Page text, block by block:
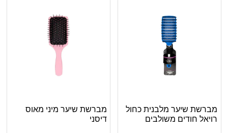
מברשת שיער מלבנית כחול
רויאל חודים משולבים
מברשת שיער מיני מאוס
דיסני